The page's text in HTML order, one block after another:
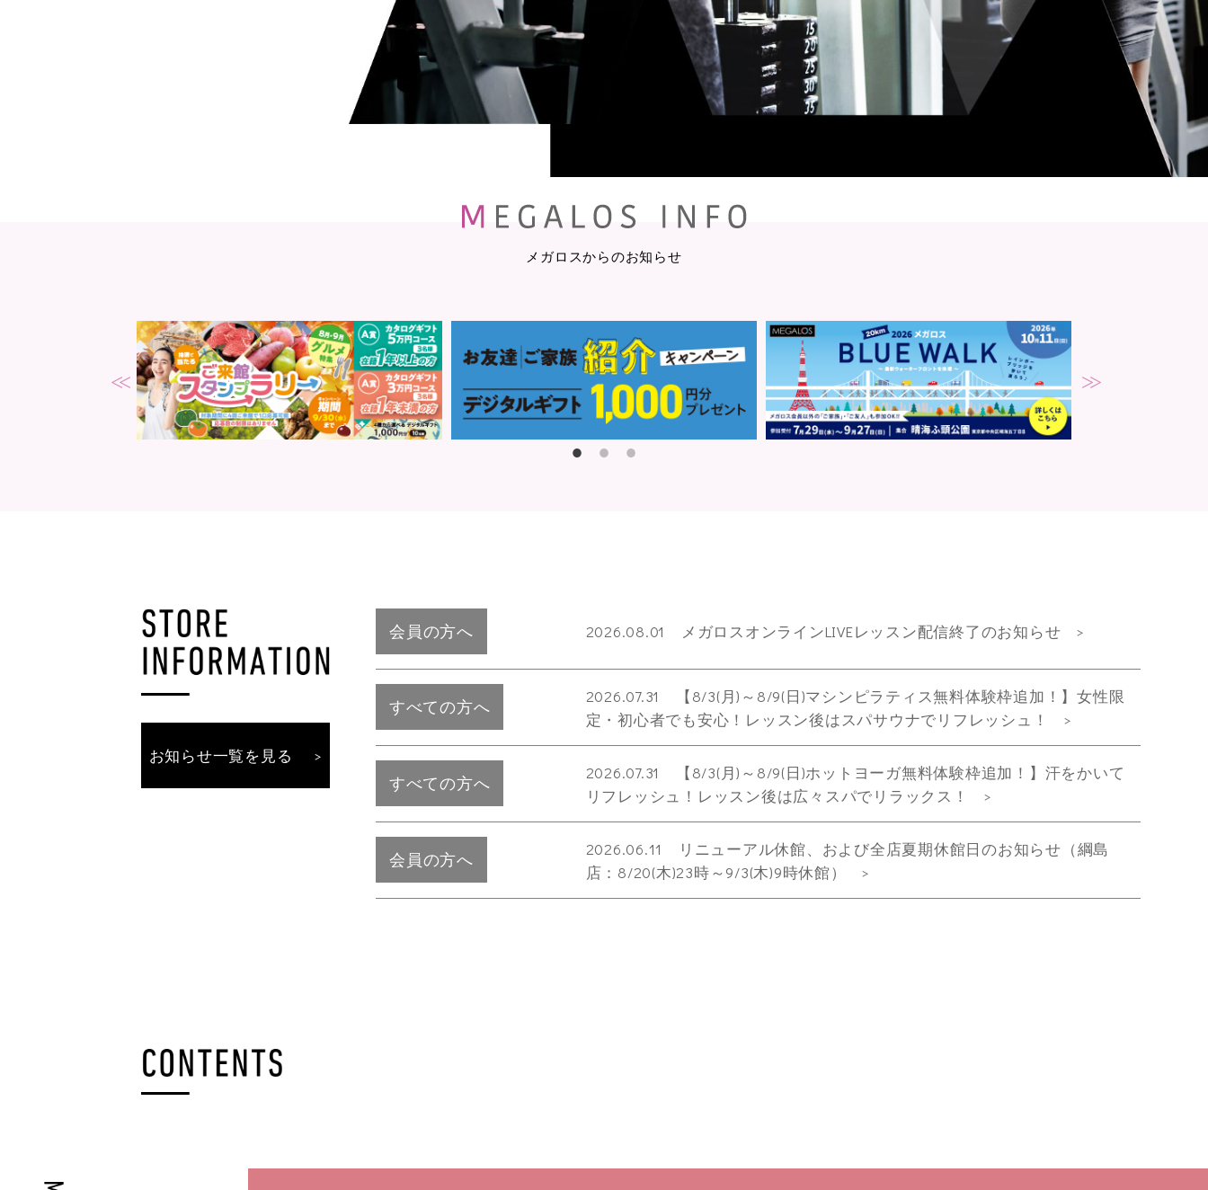
メガロスからのお知らせ
会員の方へ 2026.08.01 メガロスオンラインLIVEレッスン配信終了のお知らせ
すべての方へ
2026.07.31 【8/3(月)～8/9(日)マシンピラティス無料体験枠追加！】女性限
定・初心者でも安心！レッスン後はスパサウナでリフレッシュ！
すべての方へ
2026.07.31 【8/3(月)～8/9(日)ホットヨーガ無料体験枠追加！】汗をかいて
リフレッシュ！レッスン後は広々スパでリラックス！
会員の方へ
2026.06.11 リニューアル休館、および全店夏期休館日のお知らせ（綱島
店：8/20(木)23時～9/3(木)9時休館）
お知らせ一覧を見る